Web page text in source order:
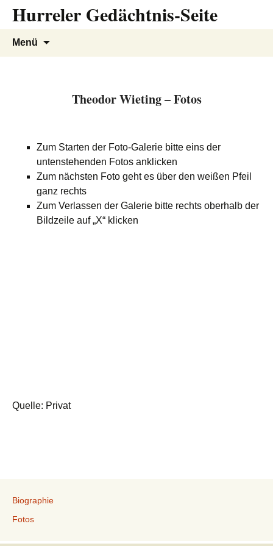
InhaltHurreler Gedächtnis-Seite
Menü
Theodor Wieting – Fotos
Zum Starten der Foto-Galerie bitte eins der
untenstehenden Fotos anklicken
Zum nächsten Foto geht es über den weißen Pfeil
ganz rechts
Zum Verlassen der Galerie bitte rechts oberhalb der
Bildzeile auf „X“ klicken
Quelle: Privat
Biographie
Fotos